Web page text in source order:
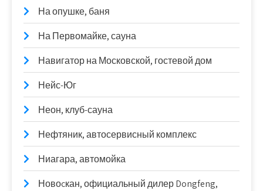
На опушке, баня
На Первомайке, сауна
Навигатор на Московской, гостевой дом
Нейс-Юг
Неон, клуб-сауна
Нефтяник, автосервисный комплекс
Ниагара, автомойка
Новоcкан, официальный дилер Dongfeng,